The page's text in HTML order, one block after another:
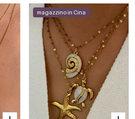
magazzino in Cina